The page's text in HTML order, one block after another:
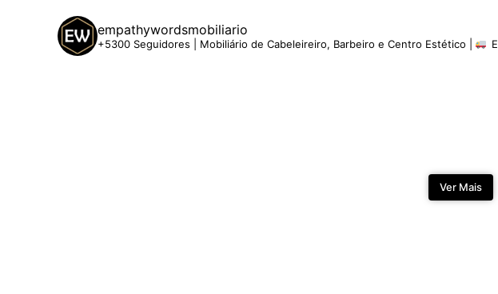
empathywordsmobiliario
+5300 Seguidores | Mobiliário de Cabeleireiro, Barbeiro e Centro Estético |
Ver Mais